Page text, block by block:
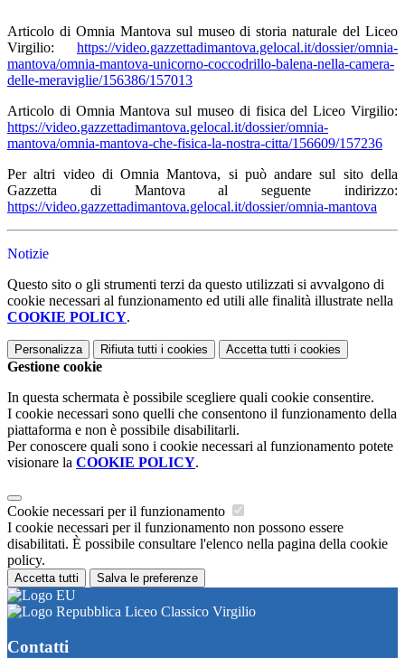
Articolo di Omnia Mantova sul museo di storia naturale del Liceo
Virgilio: https://video.gazzettadimantova.gelocal.it/dossier/omnia-
mantova/omnia-mantova-unicorno-coccodrillo-balena-nella-camera-
delle-meraviglie/156386/157013
Articolo di Omnia Mantova sul museo di fisica del Liceo Virgilio:
https://video.gazzettadimantova.gelocal.it/dossier/omnia-
mantova/omnia-mantova-che-fisica-la-nostra-citta/156609/157236
Per altri video di Omnia Mantova, si può andare sul sito della
Gazzetta di Mantova al seguente indirizzo:
https://video.gazzettadimantova.gelocal.it/dossier/omnia-mantova
Notizie
Questo sito o gli strumenti terzi da questo utilizzati si avvalgono di
cookie necessari al funzionamento ed utili alle finalità illustrate nella
COOKIE POLICY.
Personalizza Rifiuta tutti i cookies Accetta tutti i cookies
Gestione cookie
In questa schermata è possibile scegliere quali cookie consentire.
I cookie necessari sono quelli che consentono il funzionamento della
piattaforma e non è possibile disabilitarli.
Per conoscere quali sono i cookie necessari al funzionamento potete
visionare la COOKIE POLICY.
Cookie necessari per il funzionamento
I cookie necessari per il funzionamento non possono essere
disabilitati. È possibile consultare l'elenco nella pagina della cookie
policy.
Accetta tutti Salva le preferenze
Liceo Classico Virgilio
Contatti